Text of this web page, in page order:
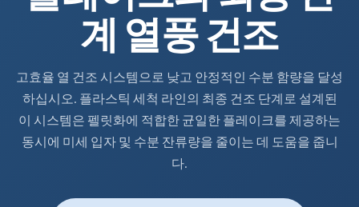
계 열풍 건조
고효율 열 건조 시스템으로 낮고 안정적인 수분 함량을 달성
하십시오. 플라스틱 세척 라인의 최종 건조 단계로 설계된
이 시스템은 펠릿화에 적합한 균일한 플레이크를 제공하는
동시에 미세 입자 및 수분 잔류량을 줄이는 데 도움을 줍니
다.